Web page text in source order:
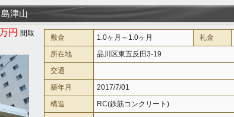
津山
円
敷金 1.0ヶ月～1.0ヶ月 礼金
所在地
品川区東五反田3-19
交通
築年月
2017/7/01
構造
RC(鉄筋コンクリート)